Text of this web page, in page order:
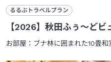
るるぶトラベルプラン
【2026】秋田ふぅ～どビ
お部屋： ブナ林に囲まれた10畳和